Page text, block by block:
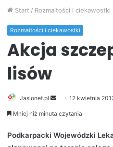
Start / Rozmaitości i ciekawostki
Rozmaitości i ciekawostki
Akcja
lisów
Jaslonet.pl
d
12 kwietnia
Mniej niż minuta czytania
Podkarpacki Wojewódzki